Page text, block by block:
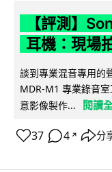
【評測】
耳機：現場
談到專業混音專用的
MDR-M1 專業錄音
意影像製作...
閱讀
37 4 ↗ 分